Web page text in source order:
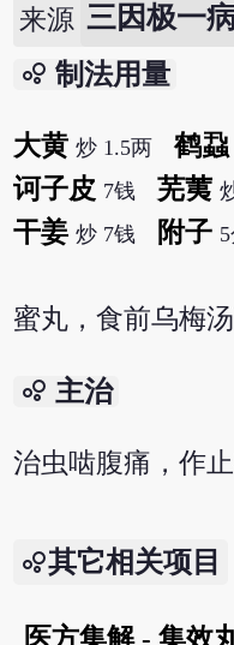
来源 三因极一
bubble_chart 制法用量
大黄 炒 1.5两 鹤蝨
诃子皮 7钱 芜荑
干姜 炒 7钱 附子
蜜丸，食前乌梅
bubble_chart 主治
治虫啮腹痛，作
其它相关项目
医方集解 - 集效